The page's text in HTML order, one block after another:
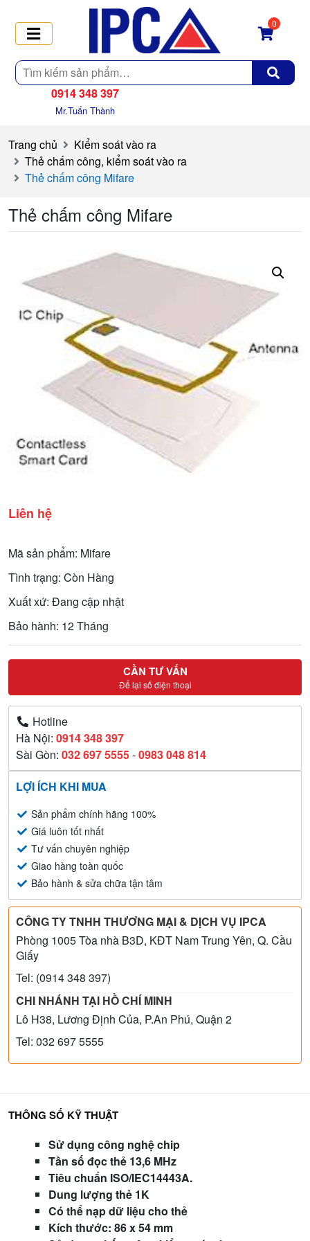
Tìm
kiếm
0
0914 348 397
Mr.Tuấn Thành
Trang chủ
Kiểm soát vào ra
Thẻ chấm công, kiểm soát vào ra
Thẻ chấm công Mifare
Thẻ chấm công Mifare
Liên hệ
Mã sản phẩm: Mifare
Tình trạng: Còn Hàng
Xuất xứ: Đang cập nhật
Bảo hành: 12 Tháng
CẦN TƯ VẤN
Để lại số điện thoại
Hotline
Hà Nội: 0914 348 397
Sài Gòn: 032 697 5555-0983 048 814
LỢI ÍCH KHI MUA
Sản phẩm chính hãng 100%
Giá luôn tốt nhất
Tư vấn chuyên nghiệp
Giao hàng toàn quốc
Bảo hành & sửa chữa tận tâm
CÔNG TY TNHH THƯƠNG MẠI & DỊCH VỤ IPCA
Phòng 1005 Tòa nhà B3D, KĐT Nam Trung Yên, Q. Cầu
Giấy
Tel: (0914 348 397)
CHI NHÁNH TẠI HỒ CHÍ MINH
Lô H38, Lương Định Của, P.An Phú, Quận 2
Tel: 032 697 5555
Sử dụng công nghệ chip
Tần số đọc thẻ 13,6 MHz
Tiêu chuẩn ISO/IEC14443A.
Dung lượng thẻ 1K
Có thể nạp dữ liệu cho thẻ
Kích thước: 86 x 54 mm
THÔNG SỐ KỸ THUẬT